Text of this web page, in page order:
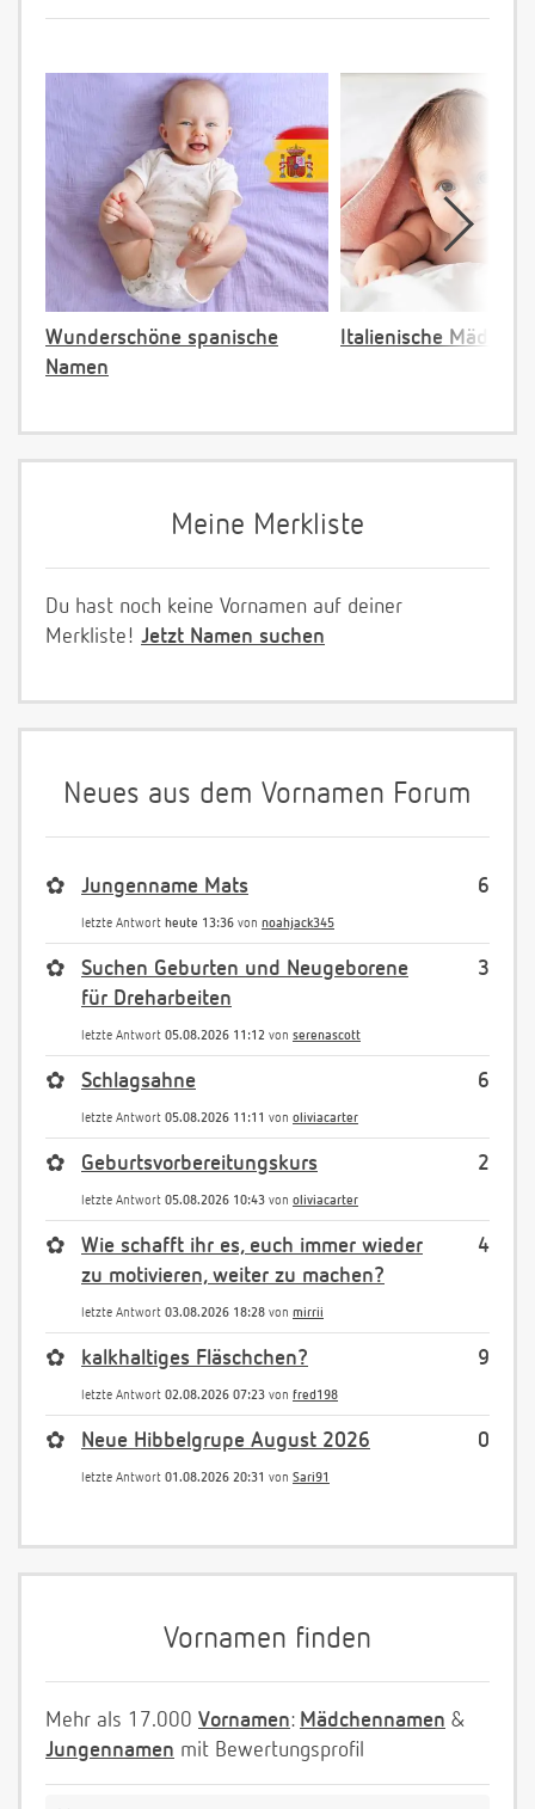
Wunderschöne spanische
Namen
Italienische
Meine Merkliste
Du hast noch keine Vornamen auf deiner
Merkliste! Jetzt Namen suchen
Neues aus dem Vornamen Forum
6
✿ Jungenname Mats
letzte Antwort heute 13:36 von noahjack345
3
✿
Suchen Geburten und Neugeborene
für Dreharbeiten
letzte Antwort 05.08.2026 11:12 von serenascott
6
✿ Schlagsahne
letzte Antwort 05.08.2026 11:11 von oliviacarter
2
✿ Geburtsvorbereitungskurs
letzte Antwort 05.08.2026 10:43 von oliviacarter
4
✿
Wie schafft ihr es, euch immer wieder
zu motivieren, weiter zu machen?
letzte Antwort 03.08.2026 18:28 von mirrii
9
✿ kalkhaltiges Fläschchen?
letzte Antwort 02.08.2026 07:23 von fred198
0
✿ Neue Hibbelgrupe August 2026
letzte Antwort 01.08.2026 20:31 von Sari91
Vornamen finden
Mehr als 17.000 Vornamen: Mädchennamen &
Jungennamen mit Bewertungsprofil